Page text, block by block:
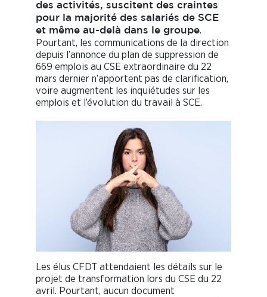
des activités, suscitent des craintes
pour la majorité des salariés de SCE
et même au-delà dans le groupe.
Pourtant, les communications de la direction
depuis l’annonce du plan de suppression de
669 emplois au CSE extraordinaire du 22
mars dernier n’apportent pas de clarification,
voire augmentent les inquiétudes sur les
emplois et l’évolution du travail à SCE.
Les élus CFDT attendaient les détails sur le
projet de transformation lors du CSE du 22
avril. Pourtant, aucun document